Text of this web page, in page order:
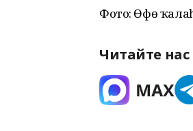
Фото: Өфө
Читайте нас